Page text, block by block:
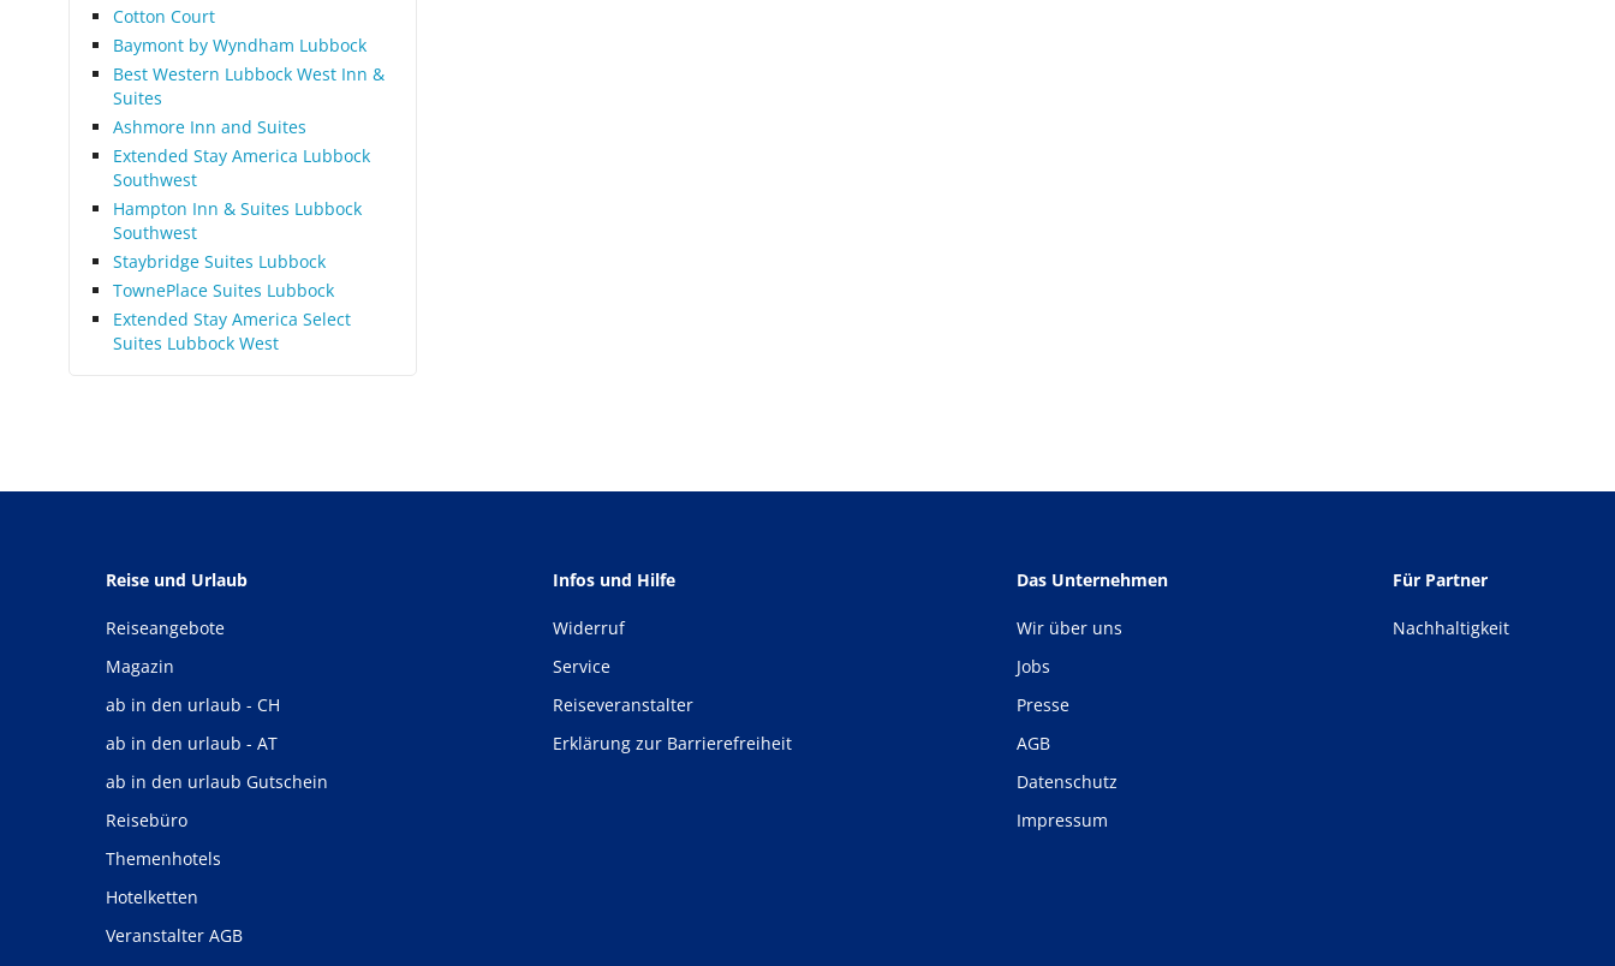
Cotton Court
Baymont by Wyndham Lubbock
Best Western Lubbock West Inn &
Suites
Ashmore Inn and Suites
Extended Stay America Lubbock
Southwest
Hampton Inn & Suites Lubbock
Southwest
Staybridge Suites Lubbock
TownePlace Suites Lubbock
Extended Stay America Select
Suites Lubbock West
Reise und Urlaub
Reiseangebote
Magazin
ab in den urlaub - CH
ab in den urlaub - AT
ab in den urlaub Gutschein
Reisebüro
Themenhotels
Hotelketten
Veranstalter AGB
Infos und Hilfe
Widerruf
Service
Reiseveranstalter
Erklärung zur Barrierefreiheit
Das Unternehmen
Wir über uns
Jobs
Presse
AGB
Datenschutz
Impressum
Für Partner
Nachhaltigkeit